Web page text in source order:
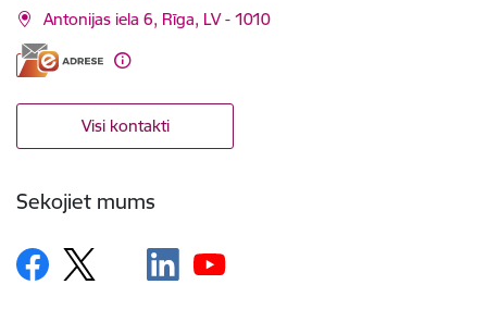
Antonijas iela 6, Rīga, LV - 1010
Visi kontakti
Sekojiet mums